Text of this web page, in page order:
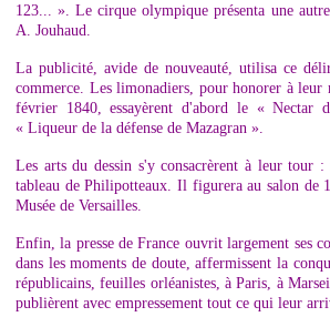
123... ». Le cirque olympique présenta une
A. Jouhaud.
La publicité, avide de nouveauté, utilisa ce
commerce. Les limonadiers, pour honorer à leur
février 1840, essayèrent d'abord le « Nectar
« Liqueur de la défense de Mazagran ».
Les arts du dessin s'y consacrèrent à leur tour
tableau de Philipotteaux. Il figurera au salon de
Musée de Versailles.
Enfin, la presse de France ouvrit largement ses
dans les moments de doute, affermissent la
républicains, feuilles orléanistes, à Paris, à
publièrent avec empressement tout ce qui leur